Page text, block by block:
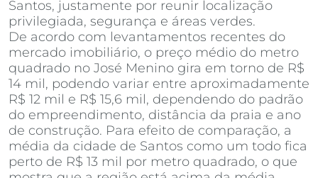
Santos, justamente por reunir localização
privilegiada, segurança e áreas verdes.
De acordo com levantamentos recentes do
mercado imobiliário, o preço médio do metro
quadrado no José Menino gira em torno de R$
14 mil, podendo variar entre aproximadamente
R$ 12 mil e R$ 15,6 mil, dependendo do padrão
do empreendimento, distância da praia e ano
de construção. Para efeito de comparação, a
média da cidade de Santos como um todo fica
perto de R$ 13 mil por metro quadrado, o que